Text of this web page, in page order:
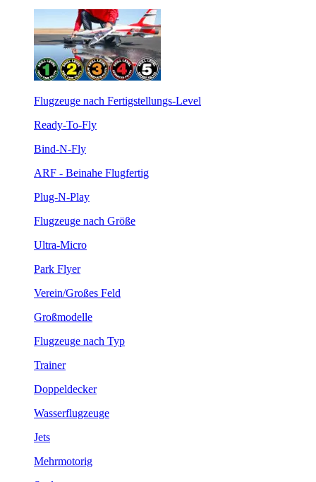
Flugzeuge nach Fertigstellungs-Level
Ready-To-Fly
Bind-N-Fly
ARF - Beinahe Flugfertig
Plug-N-Play
Flugzeuge nach Größe
Ultra-Micro
Park Flyer
Verein/Großes Feld
Großmodelle
Flugzeuge nach Typ
Trainer
Doppeldecker
Wasserflugzeuge
Jets
Mehrmotorig